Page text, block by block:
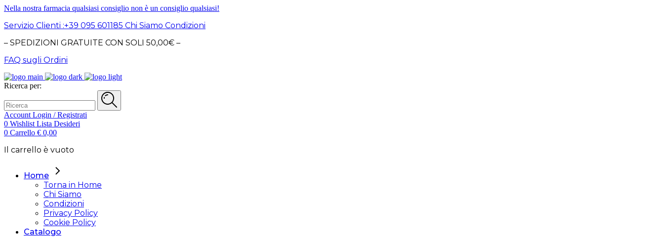
Nella nostra farmacia qualsiasi consiglio non è un consiglio qualsiasi!
Servizio Clienti :+39 095 601185 Chi Siamo Condizioni
– SPEDIZIONI GRATUITE CON SOLI 50,00€ –
FAQ sugli Ordini
Ricerca per:
Account Login / Registrati
0 Wishlist Lista Desideri
0 Carrello € 0,00
Il carrello è vuoto
Home
Torna in Home
Chi Siamo
Condizioni
Privacy Policy
Cookie Policy
Catalogo